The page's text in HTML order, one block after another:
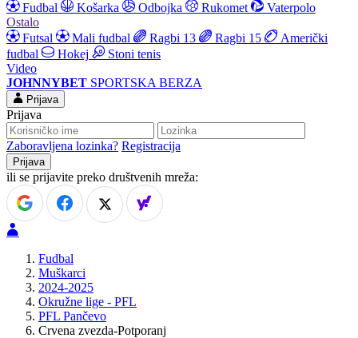
Fudbal
Košarka Odbojka Rukomet
Vaterpolo
Ostalo
Futsal
Mali fudbal Ragbi 13 Ragbi 15
Američki
fudbal
Hokej
Stoni tenis
Video
JOHNNYBET SPORTSKA BERZA
Prijava
Prijava
Zaboravljena lozinka? Registracija
ili se prijavite preko društvenih mreža:
Fudbal
Muškarci
2024-2025
Okružne lige - PFL
PFL Pančevo
Crvena zvezda-Potporanj